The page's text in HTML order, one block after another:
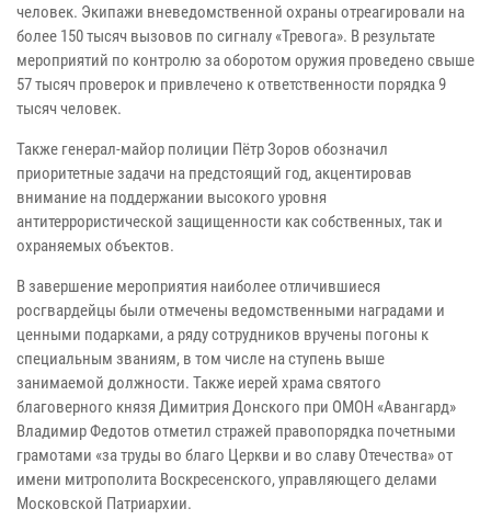
человек. Экипажи вневедомственной охраны отреагировали на
более 150 тысяч вызовов по сигналу «Тревога». В результате
мероприятий по контролю за оборотом оружия проведено свыше
57 тысяч проверок и привлечено к ответственности порядка 9
тысяч человек.
Также генерал-майор полиции Пётр Зоров обозначил
приоритетные задачи на предстоящий год, акцентировав
внимание на поддержании высокого уровня
антитеррористической защищенности как собственных, так и
охраняемых объектов.
В завершение мероприятия наиболее отличившиеся
росгвардейцы были отмечены ведомственными наградами и
ценными подарками, а ряду сотрудников вручены погоны к
специальным званиям, в том числе на ступень выше
занимаемой должности. Также иерей храма святого
благоверного князя Димитрия Донского при ОМОН «Авангард»
Владимир Федотов отметил стражей правопорядка почетными
грамотами «за труды во благо Церкви и во славу Отечества» от
имени митрополита Воскресенского, управляющего делами
Московской Патриархии.